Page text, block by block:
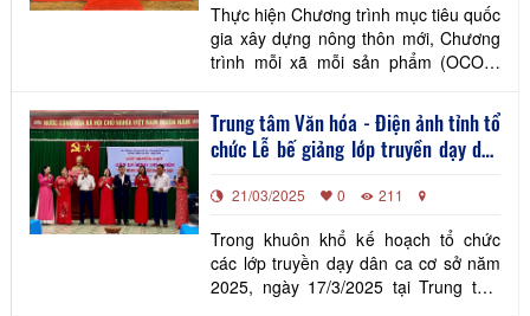
Thực hiện Chương trình mục tiêu quốc
gia xây dựng nông thôn mới, Chương
trình mỗi xã mỗi sản phẩm (OCOP)
phép của UBND tỉnh Quảng Trị, tối
ngày 21/3/2025, Trung tâm Xúc tiến
Đầu tư, Thương mại và Du lịch tỉnh
nghiệp và Môi trường, Sở
Trung tâm Văn hóa - Điện ảnh tỉnh tổ
chức Lễ bế giảng lớp truyền dạy dân
21/03/2025 0 211
Trong khuôn khổ kế hoạch tổ chức
các lớp truyền dạy dân ca cơ sở năm
2025, ngày 17/3/2025 tại Trung tâm